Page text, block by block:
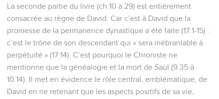
La seconde partie du livre (ch.10 à 29) est entièrement
consacrée au règne de David. Car c’est à David que la
promesse de la permanence dynastique a été faite (17.1-15) :
c’est le trône de son descendant qui « sera inébranlable à
perpétuité » (17.14). C’est pourquoi le Chroniste ne
mentionne que la généalogie et la mort de Saül (9.35 à
10.14). Il met en évidence le rôle central, emblématique, de
David en ne retenant que les aspects positifs de sa vie,